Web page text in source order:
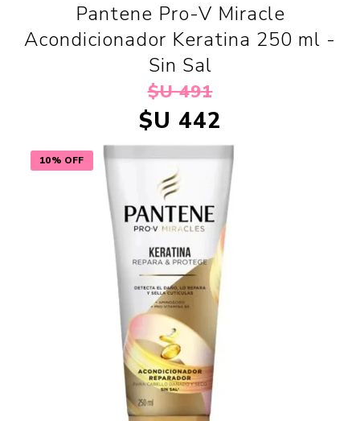
10% OFF
Pantene Pro-V Miracle
Acondicionador Keratina 250 ml -
Sin Sal
$U 491
$U 442